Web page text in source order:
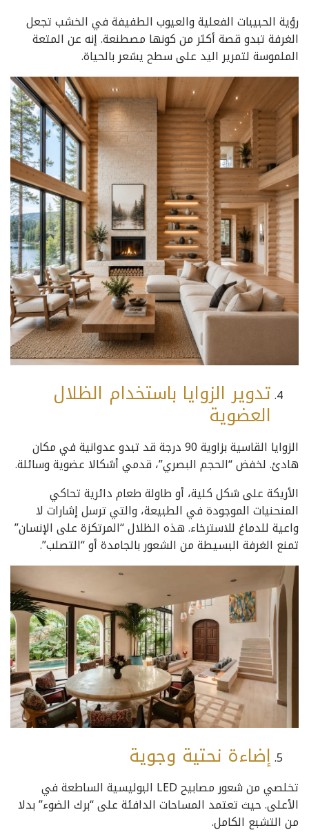
رؤية الحبيبات الفعلية والعيوب الطفيفة في الخشب تجعل
الغرفة تبدو قصة أكثر من كونها مصطنعة. إنه عن المتعة
الملموسة لتمرير اليد على سطح يشعر بالحياة.
تدوير الزوايا باستخدام الظلال
العضوية
الزوايا القاسية بزاوية 90 درجة قد تبدو عدوانية في مكان
هادئ. لخفض “الحجم البصري”، قدمي أشكالا عضوية وسائلة.
الأريكة على شكل كلية، أو طاولة طعام دائرية تحاكي
المنحنيات الموجودة في الطبيعة، والتي ترسل إشارات لا
واعية للدماغ للاسترخاء. هذه الظلال “المرتكزة على الإنسان”
تمنع الغرفة البسيطة من الشعور بالجامدة أو “التصلب”.
إضاءة نحتية وجوية
تخلصي من شعور مصابيح LED البوليسية الساطعة في
الأعلى. حيث تعتمد المساحات الدافئة على “برك الضوء” بدلا
من التشبع الكامل.